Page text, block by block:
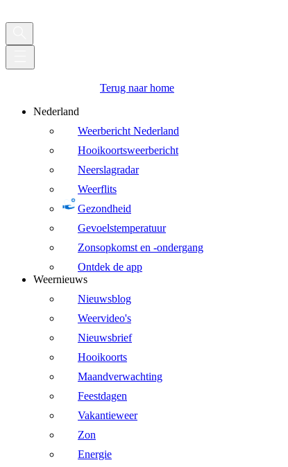
Terug naar home
Nederland
Weerbericht Nederland
Hooikoortsweerbericht
Neerslagradar
Weerflits
Gezondheid
Gevoelstemperatuur
Zonsopkomst en -ondergang
Ontdek de app
Weernieuws
Nieuwsblog
Weervideo's
Nieuwsbrief
Hooikoorts
Maandverwachting
Feestdagen
Vakantieweer
Zon
Energie